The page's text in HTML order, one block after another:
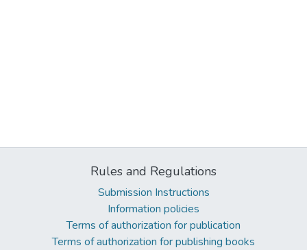
Rules and Regulations
Submission Instructions
Information policies
Terms of authorization for publication
Terms of authorization for publishing books